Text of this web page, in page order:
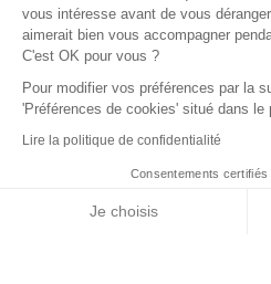
vendredi de 8h30 à 15h30
vous intéresse avant de vous
aimerait bien vous accompagner
C'est OK pour vous ?
Pour modifier vos préférences par la
'Préférences de cookies' situé dans le
Lire la politique de confidentialité
Consentements certifiés
Je choisis